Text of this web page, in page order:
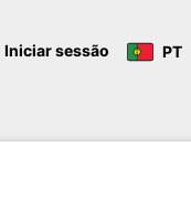
Iniciar sessão PT